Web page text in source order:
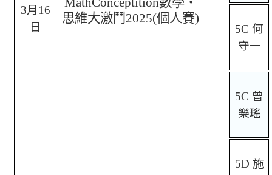
3月 16
日
思維大激鬥 2025(個人賽)
5C 何
守一
5C 曾
樂瑤
5D 施